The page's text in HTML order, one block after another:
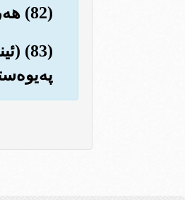
(82) هه‌ر ئه‌وه ئومێدم پێیه‌تی که له گوناهم خۆش ببێت له ڕۆژی قیامه‌تدا...
(83)